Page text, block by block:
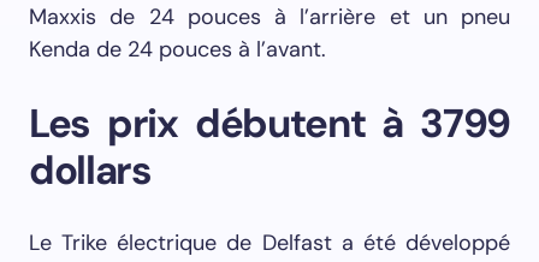
Maxxis de 24 pouces à l’arrière et un pneu
Kenda de 24 pouces à l’avant.
Les prix débutent à 3799
dollars
Le Trike électrique de Delfast a été développé